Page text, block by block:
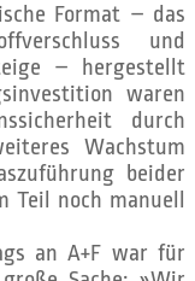
Format – das
und
– hergestellt
waren
durch
Wachstum
beider
Teil noch manuell
an A+F war für